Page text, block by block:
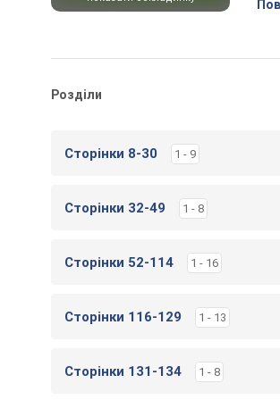
Розділи
Сторінки 8-30 1 - 9
Сторінки 32-49 1 - 8
Сторінки 52-114 1 - 16
Сторінки 116-129 1 - 13
Сторінки 131-134 1 - 8